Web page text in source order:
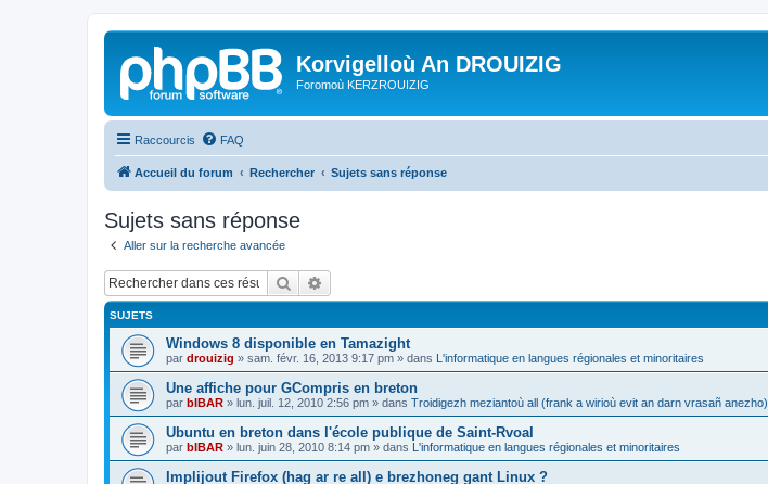
Korvigelloù An DROUIZIG
Foromoù KERZROUIZIG
Raccourcis FAQ
Accueil du forum Rechercher Sujets sans réponse
Sujets sans réponse
Aller sur la recherche avancée
Rechercher
SUJETS
Windows 8 disponible en Tamazight
par drouizig » sam. févr. 16, 2013 9:17 pm » dans L'informatique en langues régionales et minoritaires
Une affiche pour GCompris en breton
par bIBAR » lun. juil. 12, 2010 2:56 pm » dans Troidigezh meziantoù all (frank a wirioù evit an darn vrasañ anezho)
Ubuntu en breton dans l'école publique de Saint-Rvoal
par bIBAR » lun. juin 28, 2010 8:14 pm » dans L'informatique en langues régionales et minoritaires
Implijout Firefox (hag ar re all) e brezhoneg gant Linux ?